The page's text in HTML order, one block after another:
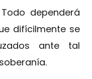
dependerá
difícilmente se
ante tal